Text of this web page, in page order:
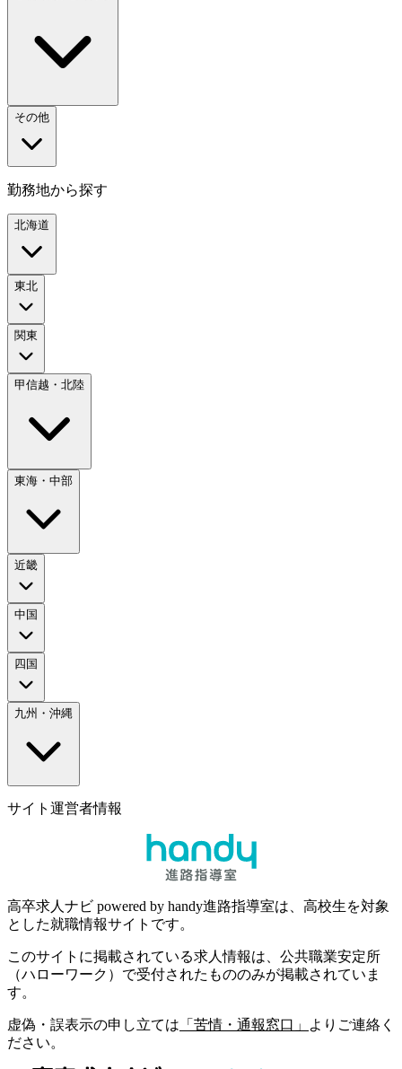
その他
勤務地から探す
北海道
東北
関東
甲信越・北陸
東海・中部
近畿
中国
四国
九州・沖縄
サイト運営者情報
高卒求人ナビ powered by handy進路指導室は、高校生を対象
とした就職情報サイトです。
このサイトに掲載されている求人情報は、公共職業安定所
（ハローワーク）で受付されたもののみが掲載されていま
す。
虚偽・誤表示の申し立ては 「苦情・通報窓口」
よりご連絡く
ださい。